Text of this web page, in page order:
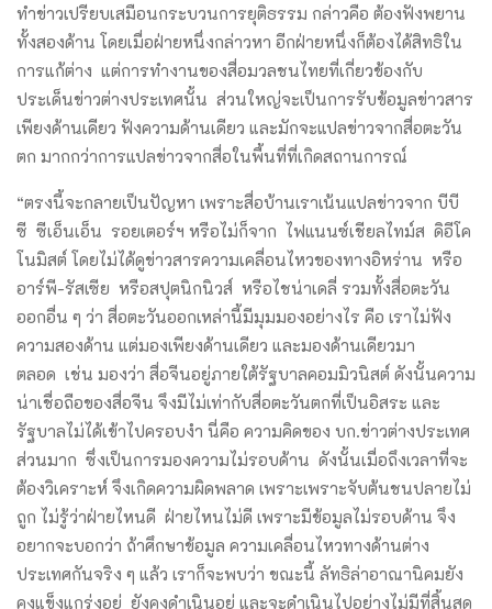
ทำข่าวเปรียบเสมือนกระบวนการยุติธรรม กล่าวคือ ต้องฟังพยาน
ทั้งสองด้าน โดยเมื่อฝ่ายหนึ่งกล่าวหา อีกฝ่ายหนึ่งก็ต้องได้สิทธิใน
การแก้ต่าง แต่การทำงานของสื่อมวลชนไทยที่เกี่ยวข้องกับ
ประเด็นข่าวต่างประเทศนั้น ส่วนใหญ่จะเป็นการรับข้อมูลข่าวสาร
เพียงด้านเดียว ฟังความด้านเดียว และมักจะแปลข่าวจากสื่อตะวัน
ตก มากกว่าการแปลข่าวจากสื่อในพื้นที่ที่เกิดสถานการณ์
“ตรงนี้จะกลายเป็นปัญหา เพราะสื่อบ้านเราเน้นแปลข่าวจาก บีบี
ซี ซีเอ็นเอ็น รอยเตอร์ฯ หรือไม่ก็จาก ไฟแนนซ์เชียลไทม์ส ดิอีโค
โนมิสต์ โดยไม่ได้ดูข่าวสารความเคลื่อนไหวของทางอิหร่าน หรือ
อาร์พี-รัสเซีย หรือสปุตนิกนิวส์ หรือไชน่าเดลี่ รวมทั้งสื่อตะวัน
ออกอื่น ๆ ว่า สื่อตะวันออกเหล่านี้มีมุมมองอย่างไร คือ เราไม่ฟัง
ความสองด้าน แต่มองเพียงด้านเดียว และมองด้านเดียวมา
ตลอด เช่น มองว่า สื่อจีนอยู่ภายใต้รัฐบาลคอมมิวนิสต์ ดังนั้นความ
น่าเชื่อถือของสื่อจีน จึงมีไม่เท่ากับสื่อตะวันตกที่เป็นอิสระ และ
รัฐบาลไม่ได้เข้าไปครอบงำ นี่คือ ความคิดของ บก.ข่าวต่างประเทศ
ส่วนมาก ซึ่งเป็นการมองความไม่รอบด้าน ดังนั้นเมื่อถึงเวลาที่จะ
ต้องวิเคราะห์ จึงเกิดความผิดพลาด เพราะเพราะจับต้นชนปลายไม่
ถูก ไม่รู้ว่าฝ่ายไหนดี ฝ่ายไหนไม่ดี เพราะมีข้อมูลไม่รอบด้าน จึง
อยากจะบอกว่า ถ้าศึกษาข้อมูล ความเคลื่อนไหวทางด้านต่าง
ประเทศกันจริง ๆ แล้ว เราก็จะพบว่า ขณะนี้ ลัทธิล่าอาณานิคมยัง
คงแข็งแกร่งอยู่ ยังคงดำเนินอยู่ และจะดำเนินไปอย่างไม่มีที่สิ้นสุด